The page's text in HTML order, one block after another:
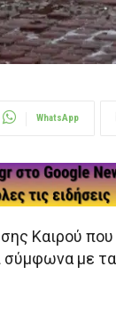
WhatsApp
Καιρού
σύμφωνα με